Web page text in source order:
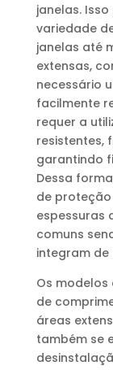
janelas.
variedade
janelas até
extensas,
necessário
facilmente
requer a
resistentes,
garantindo
Dessa
de
espessuras
comuns
integram
Os modelos
de
áreas
também se